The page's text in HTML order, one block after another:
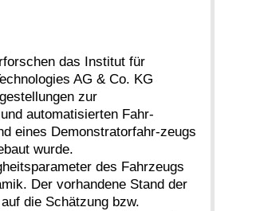
das Institut für
AG & Co. KG
zur
automatisierten Fahr-
eines Demonstratorfahr-zeugs
wurde.
des Fahrzeugs
Der vorhandene Stand der
die Schätzung bzw.